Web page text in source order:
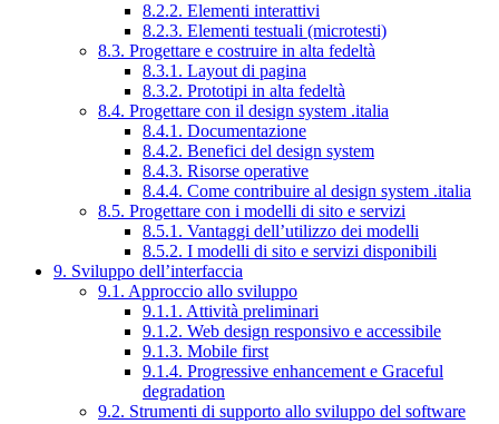
8.2.2. Elementi interattivi
8.2.3. Elementi testuali (microtesti)
8.3. Progettare e costruire in alta fedeltà
8.3.1. Layout di pagina
8.3.2. Prototipi in alta fedeltà
8.4. Progettare con il design system .italia
8.4.1. Documentazione
8.4.2. Benefici del design system
8.4.3. Risorse operative
8.4.4. Come contribuire al design system .italia
8.5. Progettare con i modelli di sito e servizi
8.5.1. Vantaggi dell’utilizzo dei modelli
8.5.2. I modelli di sito e servizi disponibili
9. Sviluppo dell’interfaccia
9.1. Approccio allo sviluppo
9.1.1. Attività preliminari
9.1.2. Web design responsivo e accessibile
9.1.3. Mobile first
9.1.4. Progressive enhancement e Graceful
degradation
9.2. Strumenti di supporto allo sviluppo del software